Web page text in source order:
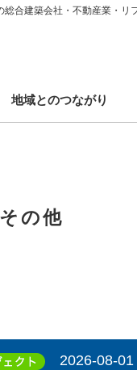
合建築会社・不動産業・リ
地域とのつながり
の他
2026-08-01